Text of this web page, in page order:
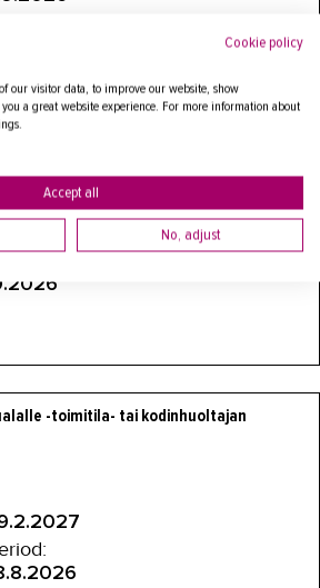
ammattitutkinto, osatutkinto
-toimitila- tai kodinhuoltajan
Cookie policy
our visitor data, to improve our website, show
a great website experience. For more information about
Accept all
No, adjust